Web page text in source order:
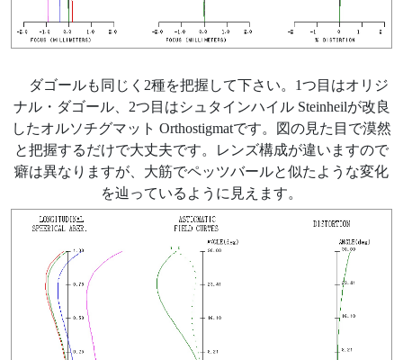
ダゴールも同じく2種を把握して下さい。1つ目はオリジ
ナル・ダゴール、2つ目はシュタインハイル Steinheilが改良
したオルソチグマット Orthostigmatです。図の見た目で漠然
と把握するだけで大丈夫です。レンズ構成が違いますので
癖は異なりますが、大筋でペッツバールと似たような変化
を辿っているように見えます。